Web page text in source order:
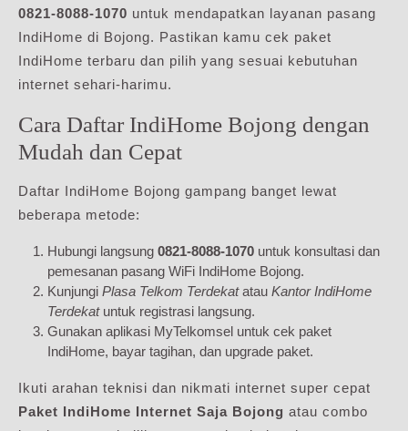
0821-8088-1070 untuk mendapatkan layanan pasang
IndiHome di Bojong. Pastikan kamu cek paket
IndiHome terbaru dan pilih yang sesuai kebutuhan
internet sehari-harimu.
Cara Daftar IndiHome Bojong dengan
Mudah dan Cepat
Daftar IndiHome Bojong gampang banget lewat
beberapa metode:
Hubungi langsung 0821-8088-1070 untuk konsultasi dan
pemesanan pasang WiFi IndiHome Bojong.
Kunjungi Plasa Telkom Terdekatatau Kantor IndiHome
Terdekatuntuk registrasi langsung.
Gunakan aplikasi MyTelkomsel untuk cek paket
IndiHome, bayar tagihan, dan upgrade paket.
Ikuti arahan teknisi dan nikmati internet super cepat
Paket IndiHome Internet Saja Bojong atau combo